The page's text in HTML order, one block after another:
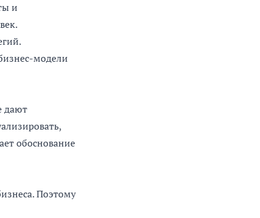
и
модели
дают
обоснование
Поэтому